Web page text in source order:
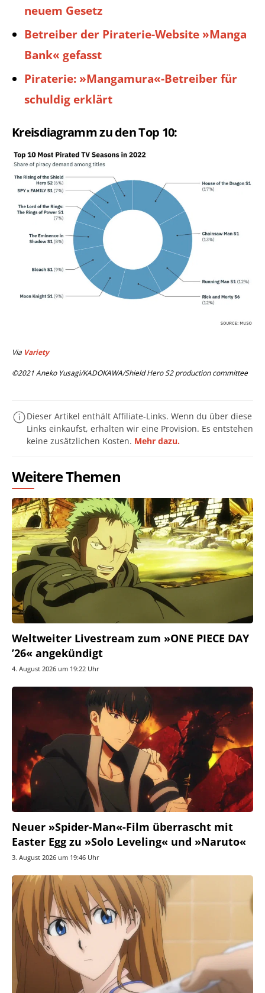
neuem Gesetz
Betreiber der Piraterie-Website »Manga
Bank« gefasst
Piraterie: »Mangamura«-Betreiber für
schuldig erklärt
Kreisdiagramm zu den Top 10:
Via Variety
©2021 Aneko Yusagi/KADOKAWA/Shield Hero S2 production committee
Dieser Artikel enthält Affiliate-Links. Wenn du über diese
Links einkaufst, erhalten wir eine Provision. Es entstehen
keine zusätzlichen Kosten. Mehr dazu.
Weitere Themen
Weltweiter Livestream zum »ONE PIECE DAY
’26« angekündigt
4. August 2026 um 19:22 Uhr
Neuer »Spider-Man«-Film überrascht mit
Easter Egg zu »Solo Leveling« und »Naruto«
3. August 2026 um 19:46 Uhr